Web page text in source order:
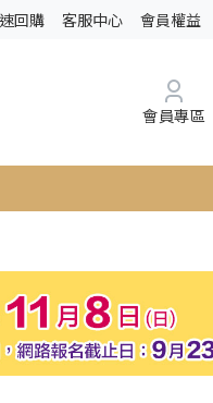
回購 客服中心 會員權益
會員專區